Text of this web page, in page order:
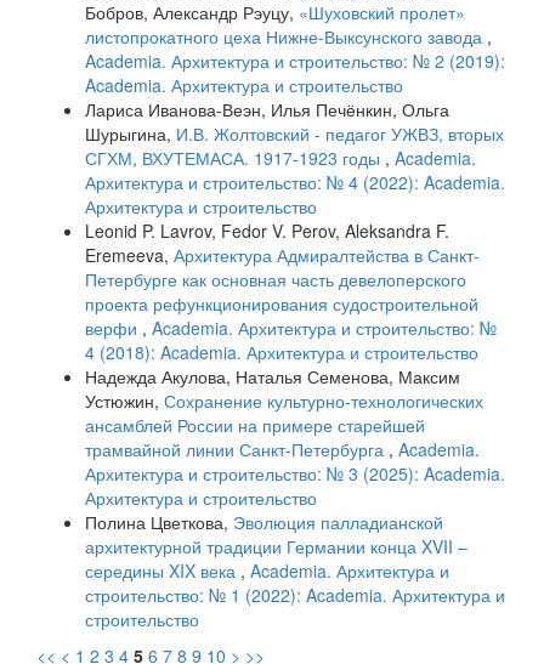
Бобров, Александр Рэуцу, «Шуховский пролет»
листопрокатного цеха Нижне-Выксунского завода ,
Academia. Архитектура и строительство: № 2 (2019):
Academia. Архитектура и строительство
Лариса Иванова-Веэн, Илья Печёнкин, Ольга
Шурыгина, И.В. Жолтовский - педагог УЖВЗ, вторых
СГХМ, ВХУТЕМАСА. 1917-1923 годы , Academia.
Архитектура и строительство: № 4 (2022): Academia.
Архитектура и строительство
Leonid P. Lavrov, Fedor V. Perov, Aleksandra F.
Eremeeva, Архитектура Адмиралтейства в Санкт-
Петербурге как основная часть девелоперского
проекта рефункционирования судостроительной
верфи , Academia. Архитектура и строительство: №
4 (2018): Academia. Архитектура и строительство
Надежда Акулова, Наталья Семенова, Максим
Устюжин, Сохранение культурно-технологических
ансамблей России на примере старейшей
трамвайной линии Санкт-Петербурга , Academia.
Архитектура и строительство: № 3 (2025): Academia.
Архитектура и строительство
Полина Цветкова, Эволюция палладианской
архитектурной традиции Германии конца XVII –
середины XIX века , Academia. Архитектура и
строительство: № 1 (2022): Academia. Архитектура и
строительство
<< < 1 2 3 4 5 6 7 8 9 10 > >>